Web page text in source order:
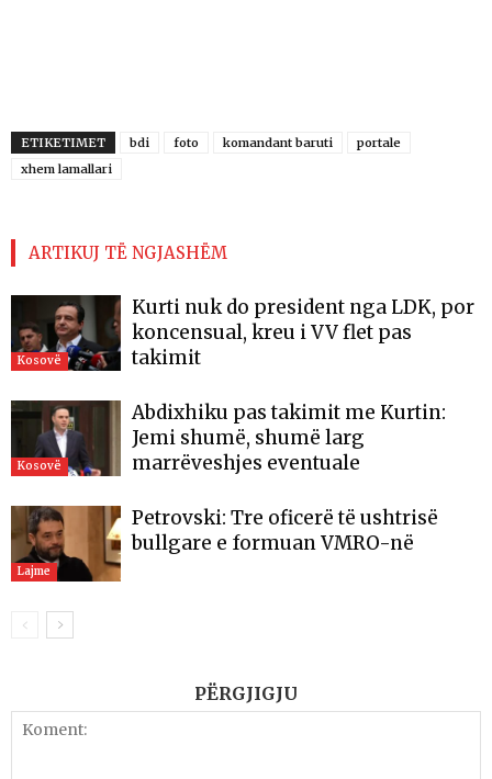
ETIKETIMET bdi foto komandant baruti
portale
xhem lamallari
ARTIKUJ TË NGJASHËM
Kosovë
Kurti nuk do president nga LDK, por
koncensual, kreu i VV flet pas
takimit
Kosovë
Abdixhiku pas takimit me Kurtin:
Jemi shumë, shumë larg
marrëveshjes eventuale
Lajme
Petrovski: Tre oficerë të ushtrisë
bullgare e formuan VMRO-në
PËRGJIGJU